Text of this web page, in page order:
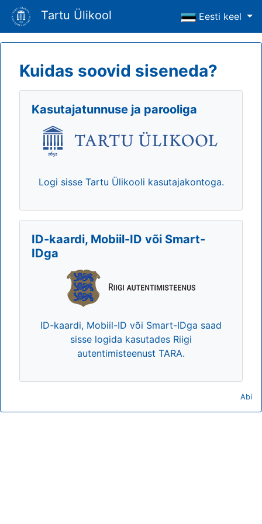
Tartu Ülikool Eesti keel
Kuidas soovid siseneda?
Kasutajatunnuse ja parooliga
Logi sisse Tartu Ülikooli kasutajakontoga.
ID-kaardi, Mobiil-ID või Smart-
IDga
ID-kaardi, Mobiil-ID või Smart-IDga saad
sisse logida kasutades Riigi
autentimisteenust TARA.
Abi